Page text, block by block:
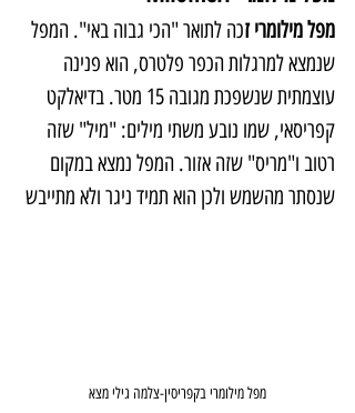
מפל מילומרי זכה לתואר "הכי גבוה באי". המפל
שנמצא למרגלות הכפר פלטרס, הוא פנינה
עוצמתית שנשפכת מגובה 15 מטר. בדיאלקט
קפריסאי, שמו נובע משתי מילים: "מיל" שזה
רטוב ו"מריס" שזה אזור. המפל נמצא במקום
שנסתר מהשמש ולכן הוא תמיד ניגר ולא מתייבש
מפל מילומרי בקפריסין-צלמה גילי מצא